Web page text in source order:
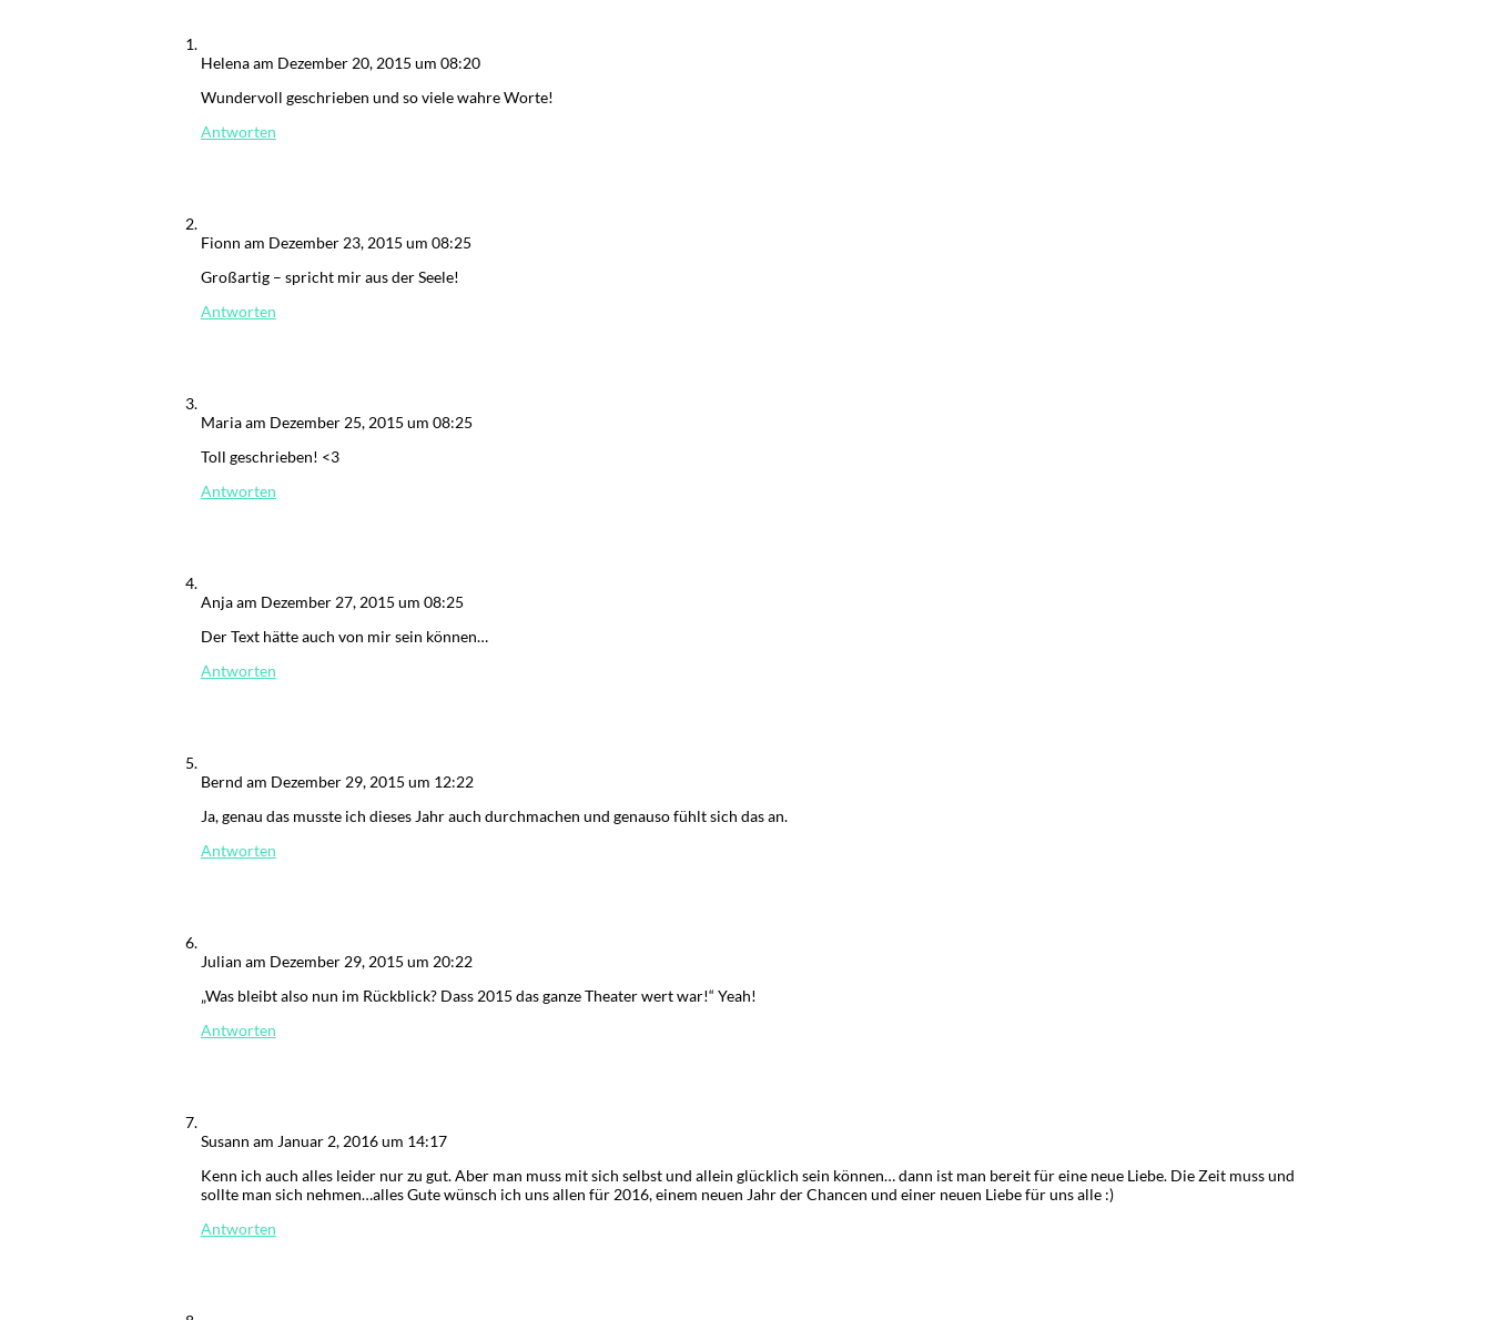
Login/Anmelden
Helenaam Dezember 20, 2015 um 08:20
Wundervoll geschrieben und so viele wahre Worte!
Antworten
Fionn am Dezember 23, 2015 um 08:25
Großartig – spricht mir aus der Seele!
Antworten
Mariaam Dezember 25, 2015 um 08:25
Toll geschrieben! <3
Antworten
Anjaam Dezember 27, 2015 um 08:25
Der Text hätte auch von mir sein können…
Antworten
Bernd am Dezember 29, 2015 um 12:22
Ja, genau das musste ich dieses Jahr auch durchmachen und genauso fühlt sich das an.
Antworten
Julian am Dezember 29, 2015 um 20:22
„Was bleibt also nun im Rückblick? Dass 2015 das ganze Theater wert war!“ Yeah!
Antworten
Susann am Januar 2, 2016 um 14:17
Kenn ich auch alles leider nur zu gut. Aber man muss mit sich selbst und allein glücklich sein können… dann ist man bereit für eine neue Liebe. Die Zeit muss und
sollte man sich nehmen…alles Gute wünsch ich uns allen für 2016, einem neuen Jahr der Chancen und einer neuen Liebe für uns alle :)
Antworten